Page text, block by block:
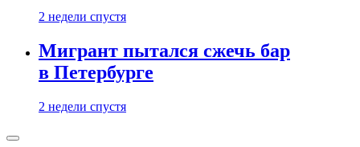
2 недели спустя
Мигрант пытался сжечь бар
в Петербурге
2 недели спустя